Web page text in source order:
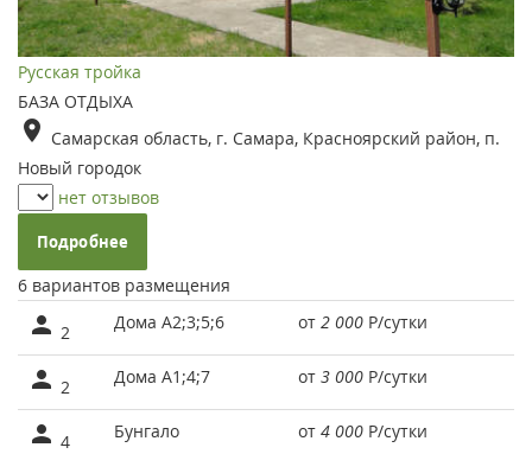
Русская тройка
БАЗА ОТДЫХА
Самарская область, г. Самара, Красноярский район, п.
Новый городок
нет отзывов
Подробнее
6 вариантов размещения
2 Дома А2;3;5;6 от 2 000 Р/сутки
2 Дома А1;4;7 от 3 000 Р/сутки
4 Бунгало от 4 000 Р/сутки